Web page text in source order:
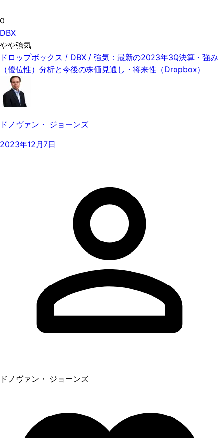
0
DBX
やや強気
ドロップボックス / DBX / 強気：最新の2023年3Q決算・強み
（優位性）分析と今後の株価見通し・将来性（Dropbox）
ドノヴァン・ ジョーンズ
2023年12月7日
ドノヴァン・ ジョーンズ